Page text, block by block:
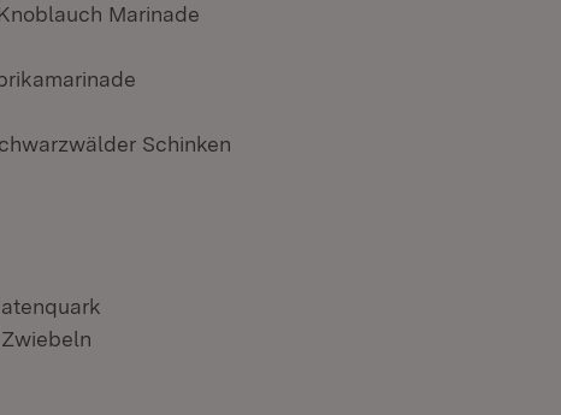
Marinade
Schinken